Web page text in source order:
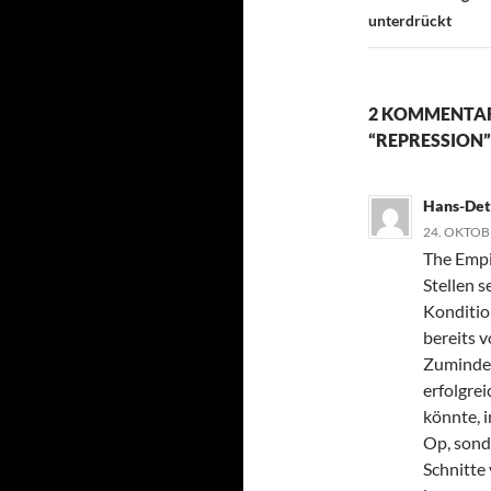
unterdrückt
2
Hans-
24.
The
Stellen
bereits
könnte,
Op,
Schnitte